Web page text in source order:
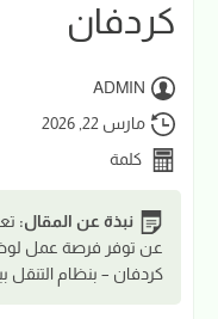
كردفان
ADMIN
مارس 22, 2026
كلمة
نبذة عن المقال:
عن توفر فرصة عمل
كردفان – بنظام التنقل